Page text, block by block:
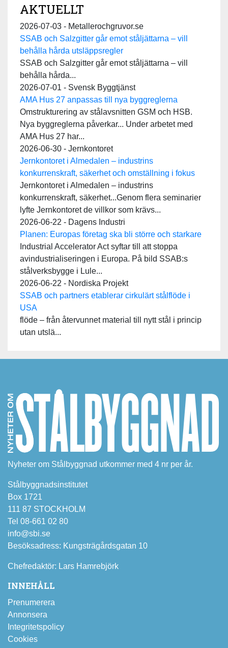
AKTUELLT
2026-07-03 - Metallerochgruvor.se
SSAB och Salzgitter går emot ståljättarna – vill
behålla hårda utsläppsregler
SSAB och Salzgitter går emot ståljättarna – vill
behålla hårda...
2026-07-01 - Svensk Byggtjänst
AMA Hus 27 anpassas till nya byggreglerna
Omstrukturering av stålavsnitten GSM och HSB.
Nya byggreglerna påverkar... Under arbetet med
AMA Hus 27 har...
2026-06-30 - Jernkontoret
Jernkontoret i Almedalen – industrins
konkurrenskraft, säkerhet och omställning i fokus
Jernkontoret i Almedalen – industrins
konkurrenskraft, säkerhet...Genom flera seminarier
lyfte Jernkontoret de villkor som krävs...
2026-06-22 - Dagens Industri
Planen: Europas företag ska bli större och starkare
Industrial Accelerator Act syftar till att stoppa
avindustrialiseringen i Europa. På bild SSAB:s
stålverksbygge i Lule...
2026-06-22 - Nordiska Projekt
SSAB och partners etablerar cirkulärt stålflöde i
USA
flöde – från återvunnet material till nytt stål i princip
utan utslä...
Nyheter om Stålbyggnad utkommer med 4 nr per år.
Stålbyggnadsinstitutet
Box 1721
111 87 STOCKHOLM
Tel 08-661 02 80
info@sbi.se
Besöksadress: Kungsträgårdsgatan 10
Chefredaktör: Lars Hamrebjörk
INNEHÅLL
Prenumerera
Annonsera
Integritetspolicy
Cookies